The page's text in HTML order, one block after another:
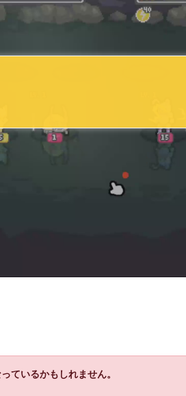
ているかもしれません。